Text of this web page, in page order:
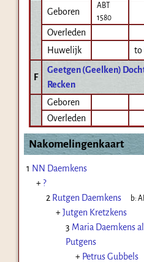
Geboren
ABT
1580
Overleden
Huwelijk
to
F
Geetgen (Geelken)
Recken
Geboren
Overleden
Nakomelingenkaart
1 NN Daemkens
+ ?
2 Rutgen Daemkens b:
+Jutgen Kretzkens
3 Maria Daemkens
Putgens
+ Petrus Gubbels